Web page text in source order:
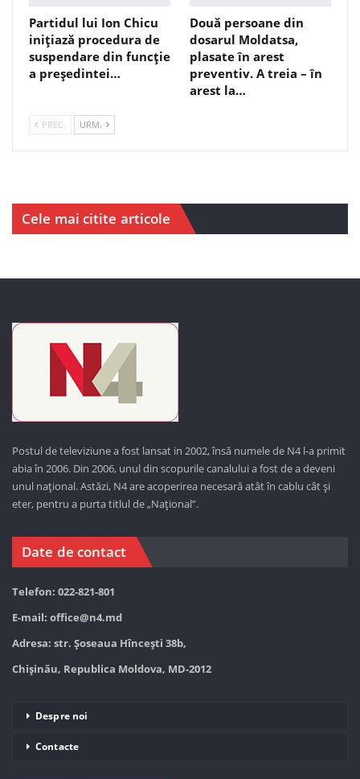
Partidul lui Ion Chicu
inițiază procedura de
suspendare din funcție
a președintei…
Două persoane din
dosarul Moldatsa,
plasate în arest
preventiv. A treia – în
arest la…
PREC. URM.
Cele mai citite articole
Postul de televiziune a fost lansat in 2002, însă numele de N4 l-a primit
abia în 2006. Din 2006, unul din scopurile canalului a fost de a deveni
unul național. Astăzi, N4 are acoperirea necesară atât în cablu cât și
eter, pentru a purta titlul de „Național”.
Date de contact
Telefon: 022-821-801
E-mail: office@n4.md
Adresa: str. Șoseaua Hînceşti 38b,
Chișinău, Republica Moldova, MD-2012
Despre noi
Contacte